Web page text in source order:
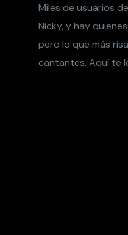
Miles de usuarios
Nicky, y hay
pero lo que más
cantantes. Aquí te